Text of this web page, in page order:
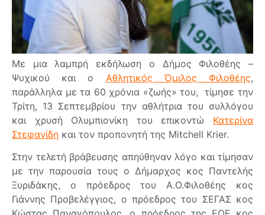
Με μια λαμπρή εκδήλωση ο Δήμος Φιλοθέης –
Ψυχικού και ο Αθλητικός Όμιλος Φιλοθέης,
παράλληλα με τα 60 χρόνια «ζωής» του, τίμησε την
Τρίτη, 13 Σεπτεμβρίου την αθλήτρια του συλλόγου
και χρυσή Ολυμπιονίκη του επικοντώ Κατερίνα
Στεφανίδη και τον προπονητή της Mitchell Krier.
Στην τελετή βράβευσης απηύθηναν λόγο και τίμησαν
με την παρουσία τους ο Δήμαρχος κος Παντελής
Ξυριδάκης, ο πρόεδρος του Α.Ο.Φιλοθέης κος
Γιάννης Προβελέγγιος, ο πρόεδρος του ΣΕΓΑΣ κος